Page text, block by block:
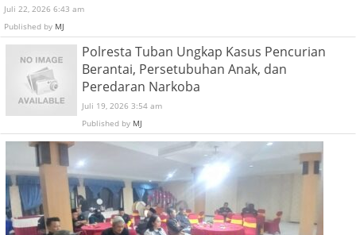
Juli 22, 2026 6:43 am
Published by MJ
Polresta Tuban Ungkap Kasus Pencurian
Berantai, Persetubuhan Anak, dan
Peredaran Narkoba
Juli 19, 2026 3:54 am
Published by MJ